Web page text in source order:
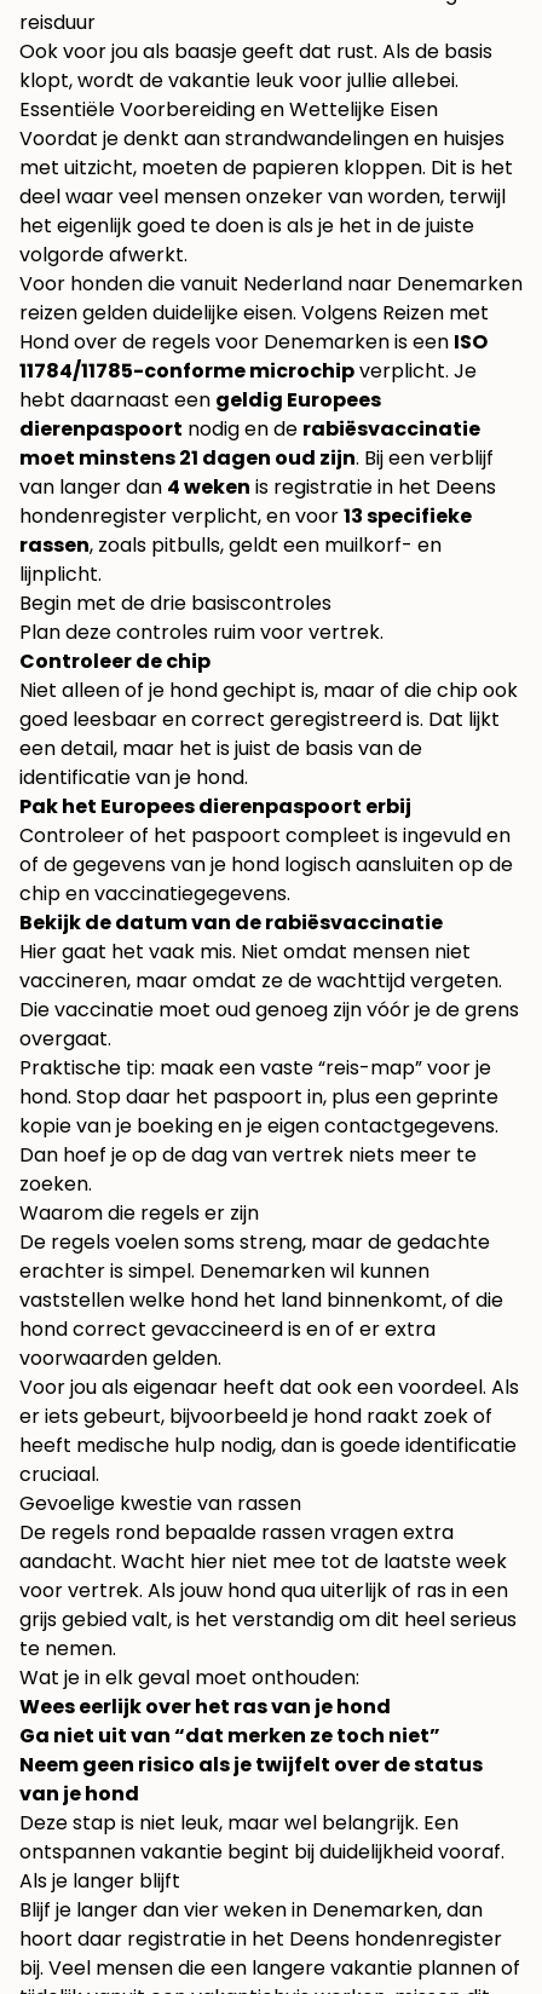
reisduur
Ook voor jou als baasje geeft dat rust. Als de basis
klopt, wordt de vakantie leuk voor jullie allebei.
Essentiële Voorbereiding en Wettelijke Eisen
Voordat je denkt aan strandwandelingen en huisjes
met uitzicht, moeten de papieren kloppen. Dit is het
deel waar veel mensen onzeker van worden, terwijl
het eigenlijk goed te doen is als je het in de juiste
volgorde afwerkt.
Voor honden die vanuit Nederland naar Denemarken
reizen gelden duidelijke eisen. Volgens Reizen met
Hond over de regels voor Denemarkenis een ISO
11784/11785-conforme microchipverplicht. Je
hebt daarnaast een geldig Europees
dierenpaspoort nodig en de rabiësvaccinatie
moet minstens 21 dagen oud zijn. Bij een verblijf
van langer dan 4 weken is registratie in het Deens
hondenregister verplicht, en voor13 specifieke
rassen, zoals pitbulls, geldt een muilkorf- en
lijnplicht.
Begin met de drie basiscontroles
Plan deze controles ruim voor vertrek.
Controleer de chip
Niet alleen of je hond gechipt is, maar of die chip ook
goed leesbaar en correct geregistreerd is. Dat lijkt
een detail, maar het is juist de basis van de
identificatie van je hond.
Pak het Europees dierenpaspoort erbij
Controleer of het paspoort compleet is ingevuld en
of de gegevens van je hond logisch aansluiten op de
chip en vaccinatiegegevens.
Bekijk de datum van de rabiësvaccinatie
Hier gaat het vaak mis. Niet omdat mensen niet
vaccineren, maar omdat ze de wachttijd vergeten.
Die vaccinatie moet oud genoeg zijn vóór je de grens
overgaat.
Praktische tip: maak een vaste “reis-map” voor je
hond. Stop daar het paspoort in, plus een geprinte
kopie van je boeking en je eigen contactgegevens.
Dan hoef je op de dag van vertrek niets meer te
zoeken.
Waarom die regels er zijn
De regels voelen soms streng, maar de gedachte
erachter is simpel. Denemarken wil kunnen
vaststellen welke hond het land binnenkomt, of die
hond correct gevaccineerd is en of er extra
voorwaarden gelden.
Voor jou als eigenaar heeft dat ook een voordeel. Als
er iets gebeurt, bijvoorbeeld je hond raakt zoek of
heeft medische hulp nodig, dan is goede identificatie
cruciaal.
Gevoelige kwestie van rassen
De regels rond bepaalde rassen vragen extra
aandacht. Wacht hier niet mee tot de laatste week
voor vertrek. Als jouw hond qua uiterlijk of ras in een
grijs gebied valt, is het verstandig om dit heel serieus
te nemen.
Wat je in elk geval moet onthouden:
Wees eerlijk over het ras van je hond
Ga niet uit van “dat merken ze toch niet”
Neem geen risico als je twijfelt over de status
van je hond
Deze stap is niet leuk, maar wel belangrijk. Een
ontspannen vakantie begint bij duidelijkheid vooraf.
Als je langer blijft
Blijf je langer dan vier weken in Denemarken, dan
hoort daar registratie in het Deens hondenregister
bij. Veel mensen die een langere vakantie plannen of